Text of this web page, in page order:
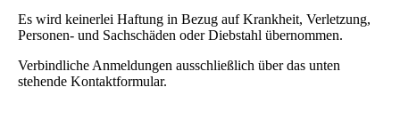
Es wird keinerlei Haftung in Bezug auf Krankheit, Verletzung,
Personen- und Sachschäden oder Diebstahl übernommen.
Verbindliche Anmeldungen ausschließlich über das unten
stehende Kontaktformular.